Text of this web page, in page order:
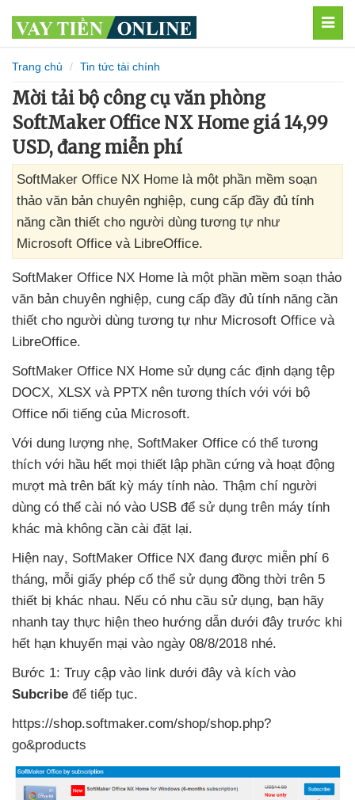
Trang chủ Tin tức tài chính
Mời tải bộ công cụ văn phòng
SoftMaker Office NX Home giá 14,99
USD, đang miễn phí
SoftMaker Office NX Home là một phần mềm soạn
thảo văn bản chuyên nghiệp, cung cấp đầy đủ tính
năng cần thiết cho người dùng tương tự như
Microsoft Office và LibreOffice.
SoftMaker Office NX Home là một phần mềm soạn thảo
văn bản chuyên nghiệp, cung cấp đầy đủ tính năng cần
thiết cho người dùng tương tự như Microsoft Office và
LibreOffice.
SoftMaker Office NX Home sử dụng các định dạng tệp
DOCX, XLSX và PPTX nên tương thích với với bộ
Office nổi tiếng của Microsoft.
Với dung lượng nhẹ, SoftMaker Office có thể tương
thích với hầu hết mọi thiết lập phần cứng và hoạt động
mượt mà trên bất kỳ máy tính nào. Thậm chí người
dùng có thể cài nó vào USB để sử dụng trên máy tính
khác mà không cần cài đặt lại.
Hiện nay, SoftMaker Office NX đang được miễn phí 6
tháng, mỗi giấy phép cố thể sử dụng đồng thời trên 5
thiết bị khác nhau. Nếu có nhu cầu sử dụng, bạn hãy
nhanh tay thực hiện theo hướng dẫn dưới đây trước khi
hết hạn khuyến mại vào ngày 08/8/2018 nhé.
Bước 1: Truy cập vào link dưới đây và kích vào
Subcribe để tiếp tục.
https://shop.softmaker.com/shop/shop.php?
go&products